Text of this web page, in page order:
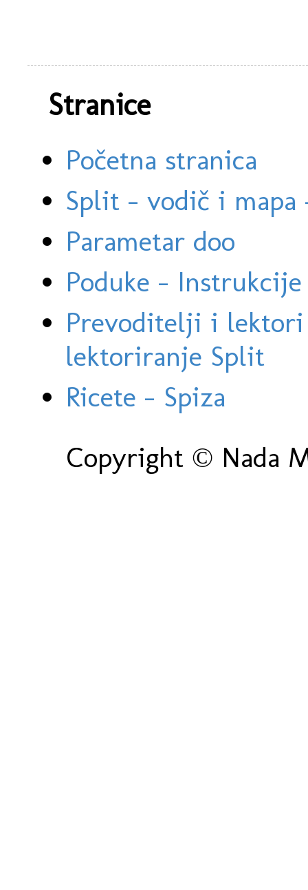
Stranice
Početna stranica
Split - vodič i
Parametar doo
Poduke -
Prevoditelji i
lektoriranje Split
Ricete - Spiza
Copyright © Nada